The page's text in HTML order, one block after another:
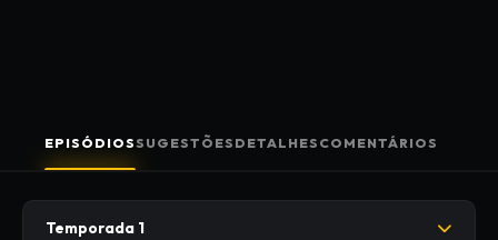
EPISÓDIOSSUGESTÕES DETALHES COMENTÁRIOS
Temporada 1